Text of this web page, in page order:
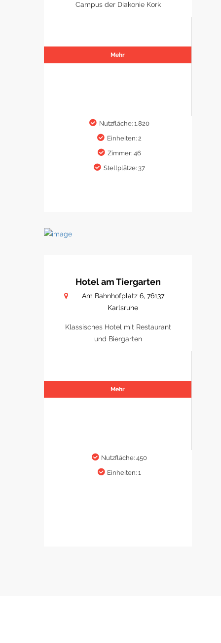
Campus der Diakonie Kork
Mehr
Nutzfläche: 1.820
Einheiten: 2
Zimmer: 46
Stellplätze: 37
Hotel am Tiergarten
Am Bahnhofplatz 6, 76137
Karlsruhe
Klassisches Hotel mit Restaurant
und Biergarten
Mehr
Nutzfläche: 450
Einheiten: 1